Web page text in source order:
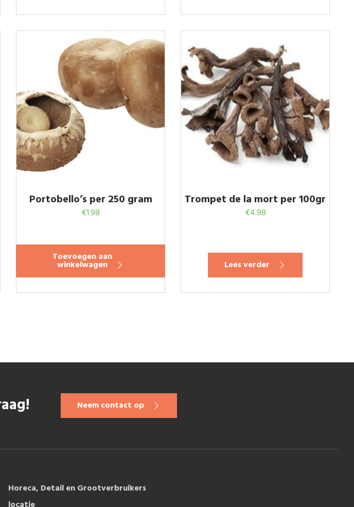
Portobello’s per 250 gram
€1.98
Toevoegen aan
winkelwagen
Trompet de la mort per 100gr
€4.98
Lees verder
Neem contact op
Horeca, Detail en Grootverbruikers